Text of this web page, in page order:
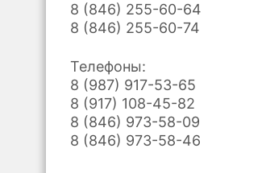
8 (846) 255-60-64
8 (846) 255-60-74
Телефоны:
8 (987) 917-53-65
8 (917) 108-45-82
8 (846) 973-58-09
8 (846) 973-58-46